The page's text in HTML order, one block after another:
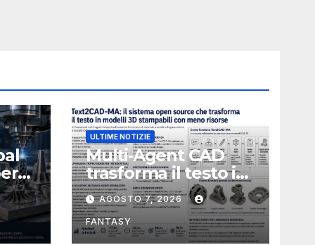
ULTIME NOTIZIE
Multi-Agent CAD
trasforma il testo in
CAD usando 116
volte meno token
AGOSTO 7, 2026
FANTASY